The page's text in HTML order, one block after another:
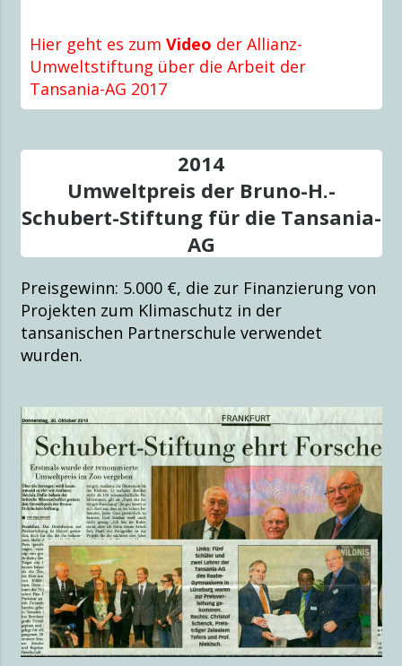
Hier geht es zum Video der Allianz-
Umweltstiftung über die Arbeit der
Tansania-AG 2017
2014
Umweltpreis der Bruno-H.-
Schubert-Stiftung für die Tansania-
AG
Preisgewinn: 5.000 €, die zur Finanzierung von
Projekten zum Klimaschutz in der
tansanischen Partnerschule verwendet
wurden.